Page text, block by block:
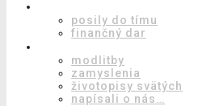
posily do tímu
finančný dar
modlitby
zamyslenia
životopisy svätých
napísali o nás…